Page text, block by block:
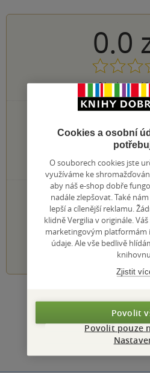
0.0
0hodnocení
0×
4
0×
3
0×
0×
1
PŘIDEJTE SVÉ
Hodnocení našich
1 2 3 4 5
Přidat
Cookies a osobní
O souborech cookies jste
využíváme ke
aby náš e-shop dobře
nadále zlepšovat. Také
lepší a cílenější reklamu.
klidně Vergilia v originále.
marketingovým platformám
údaje. Ale vše bedlivě
Zjistit
Povolit
Povolit pouze